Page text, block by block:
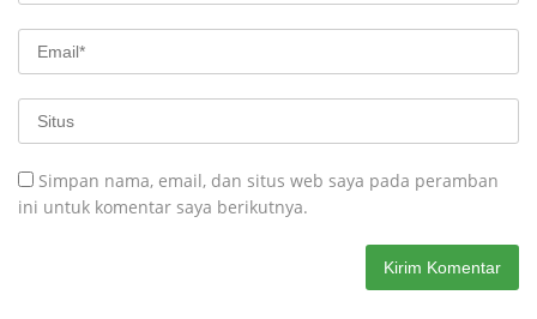
Simpan nama, email, dan situs web saya pada peramban
ini untuk komentar saya berikutnya.